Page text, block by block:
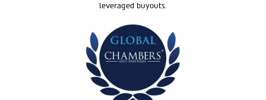
leveraged buyouts.